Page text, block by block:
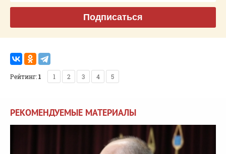
Подписаться
Рейтинг:1 1 2 3 4 5
РЕКОМЕНДУЕМЫЕ МАТЕРИАЛЫ